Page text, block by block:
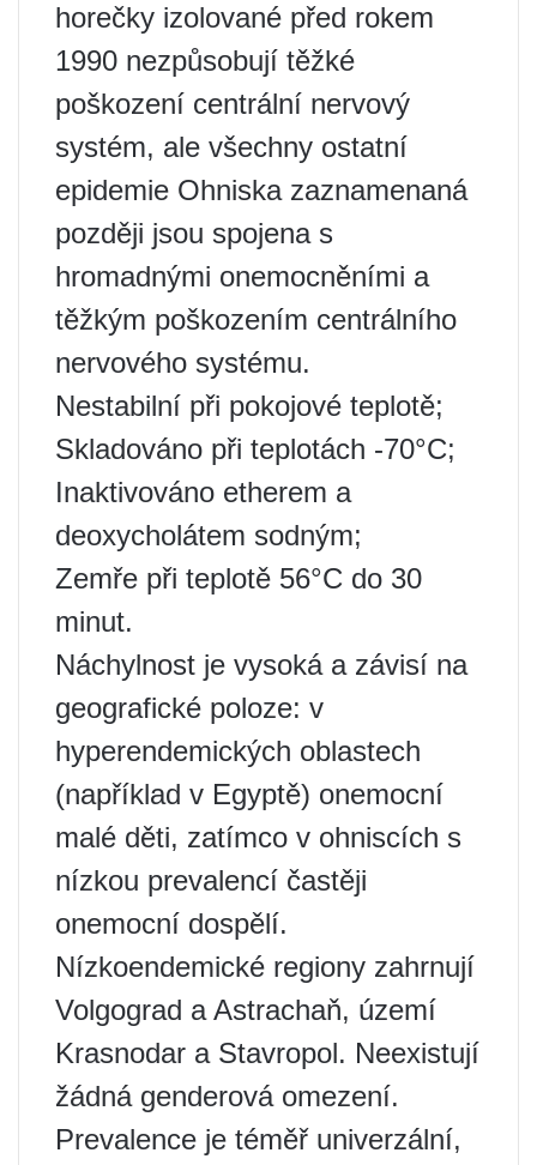
horečky izolované před rokem
1990 nezpůsobují těžké
poškození centrální nervový
systém, ale všechny ostatní
epidemie Ohniska zaznamenaná
později jsou spojena s
hromadnými onemocněními a
těžkým poškozením centrálního
nervového systému.
Nestabilní při pokojové teplotě;
Skladováno při teplotách -70°C;
Inaktivováno etherem a
deoxycholátem sodným;
Zemře při teplotě 56°C do 30
minut.
Náchylnost je vysoká a závisí na
geografické poloze: v
hyperendemických oblastech
(například v Egyptě) onemocní
malé děti, zatímco v ohniscích s
nízkou prevalencí častěji
onemocní dospělí.
Nízkoendemické regiony zahrnují
Volgograd a Astrachaň, území
Krasnodar a Stavropol. Neexistují
žádná genderová omezení.
Prevalence je téměř univerzální,